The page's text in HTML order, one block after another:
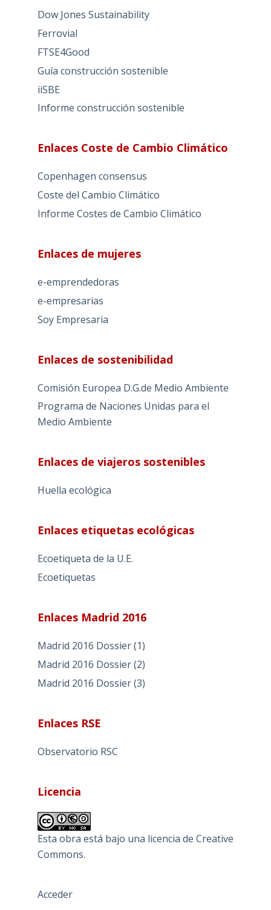
Dow Jones Sustainability
Ferrovial
FTSE4Good
Guía construcción sostenible
iiSBE
Informe construcción sostenible
Enlaces Coste de Cambio Climático
Copenhagen consensus
Coste del Cambio Climático
Informe Costes de Cambio Climático
Enlaces de mujeres
e-emprendedoras
e-empresarias
Soy Empresaria
Enlaces de sostenibilidad
Comisión Europea D.G.de Medio Ambiente
Programa de Naciones Unidas para el
Medio Ambiente
Enlaces de viajeros sostenibles
Huella ecológica
Enlaces etiquetas ecológicas
Ecoetiqueta de la U.E.
Ecoetiquetas
Enlaces Madrid 2016
Madrid 2016 Dossier (1)
Madrid 2016 Dossier (2)
Madrid 2016 Dossier (3)
Enlaces RSE
Observatorio RSC
Licencia
Esta obra está bajo una licencia de Creative
Commons.
Acceder